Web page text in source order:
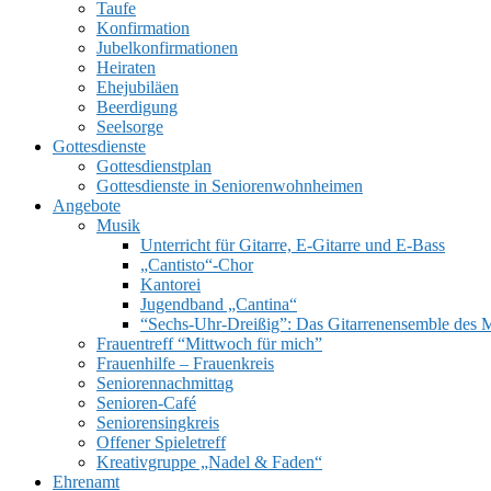
UMSCHALTEN
Taufe
Konfirmation
Jubelkonfirmationen
Heiraten
Ehejubiläen
Beerdigung
Seelsorge
Gottesdienste
Gottesdienstplan
Gottesdienste in Seniorenwohnheimen
Angebote
Musik
Unterricht für Gitarre, E‑Gitarre und E‑Bass
„Cantisto“-Chor
Kantorei
Jugendband „Cantina“
“Sechs-Uhr-Dreißig”: Das Gitarrenensemble des
Frauentreff “Mittwoch für mich”
Frauenhilfe – Frauenkreis
Seniorennachmittag
Senioren-Café
Seniorensingkreis
Offener Spieletreff
Kreativgruppe „Nadel & Faden“
Ehrenamt